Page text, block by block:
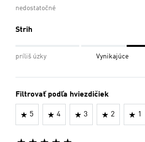
nedostatočné
Strih
príliš úzky Vynikajúce
Filtrovať podľa hviezdičiek
5 4 3 2 1